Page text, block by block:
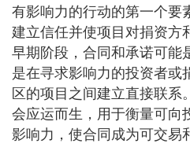
有影响力的行动的第一个要
建立信任并使项目对捐资方
早期阶段，合同和承诺可能
是在寻求影响力的投资者或
区的项目之间建立直接联系
会应运而生，用于衡量可向
影响力，使合同成为可交易